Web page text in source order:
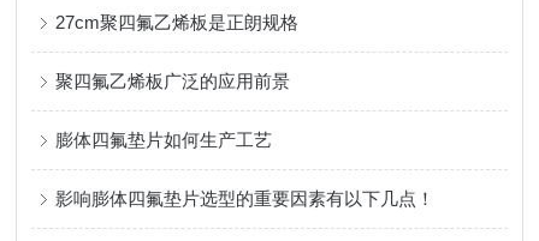
27cm聚四氟乙烯板是正朗规格
聚四氟乙烯板广泛的应用前景
膨体四氟垫片如何生产工艺
影响膨体四氟垫片选型的重要因素有以下几点！